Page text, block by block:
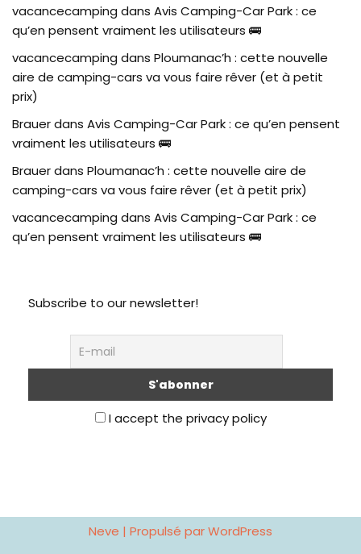
vacancecamping dans Avis Camping-Car Park : ce
qu’en pensent vraiment les utilisateurs 🚌
vacancecamping dans Ploumanac’h : cette nouvelle
aire de camping-cars va vous faire rêver (et à petit
prix)
Brauerdans Avis Camping-Car Park : ce qu’en pensent
vraiment les utilisateurs 🚌
Brauerdans Ploumanac’h : cette nouvelle aire de
camping-cars va vous faire rêver (et à petit prix)
vacancecamping dans Avis Camping-Car Park : ce
qu’en pensent vraiment les utilisateurs 🚌
Subscribe to our newsletter!
I accept the privacy policy
Neve | Propulsé parWordPress